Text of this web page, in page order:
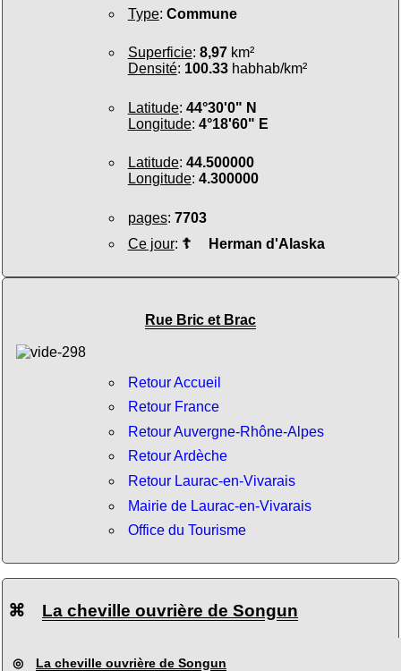
Type: Commune
Superficie: 8,97km²
Densité: 100.33habhab/km²
Latitude: 44°30'0" N
Longitude: 4°18'60" E
Latitude: 44.500000
Longitude: 4.300000
pages: 7703
Ce jour: ☦Herman d'Alaska
Rue Bric et Brac
Retour Accueil
Retour France
Retour Auvergne-Rhône-Alpes
Retour Ardèche
Retour Laurac-en-Vivarais
Mairie de Laurac-en-Vivarais
Office du Tourisme
⌘ La cheville ouvrière de Songun
◎ La cheville ouvrière de Songun